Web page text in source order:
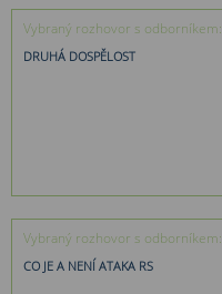
Vybraný rozhovor s odborníkem:
DRUHÁ DOSPĚLOST
Vybraný rozhovor s odborníkem:
CO JE A NENÍ ATAKA RS